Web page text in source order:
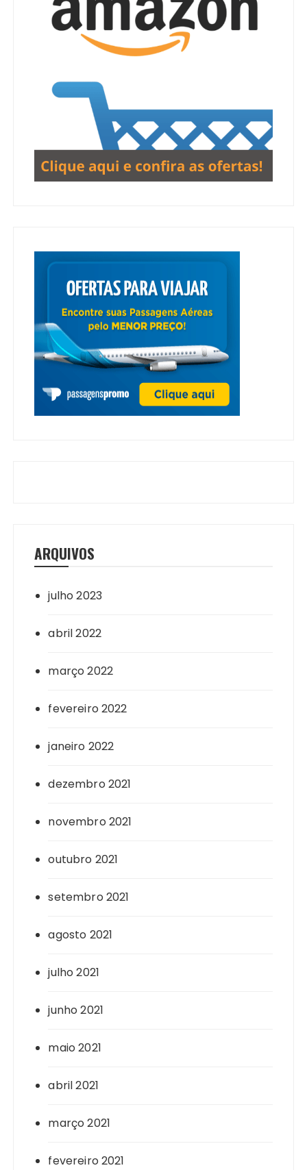
ARQUIVOS
julho 2023
abril 2022
março 2022
fevereiro 2022
janeiro 2022
dezembro 2021
novembro 2021
outubro 2021
setembro 2021
agosto 2021
julho 2021
junho 2021
maio 2021
abril 2021
março 2021
fevereiro 2021